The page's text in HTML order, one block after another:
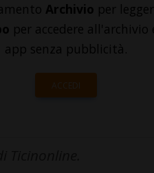
Archivio per
per accedere
app senza pubblicità.
ACCEDI